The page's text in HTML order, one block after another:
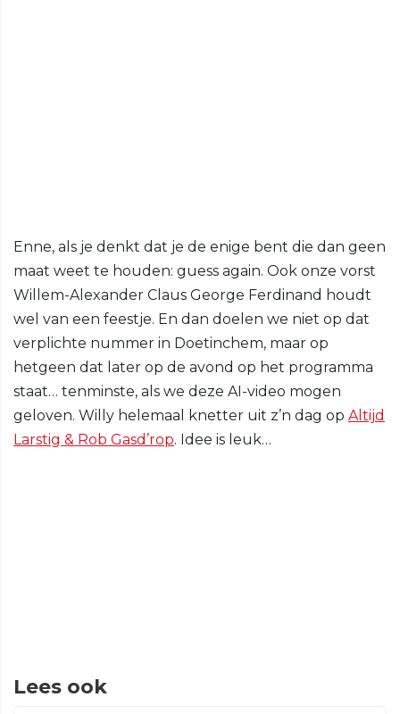
Enne, als je denkt dat je de enige bent die dan geen
maat weet te houden: guess again. Ook onze vorst
Willem-Alexander Claus George Ferdinand houdt
wel van een feestje. En dan doelen we niet op dat
verplichte nummer in Doetinchem, maar op
hetgeen dat later op de avond op het programma
staat… tenminste, als we deze AI-video mogen
geloven. Willy helemaal knetter uit z’n dag op Altijd
Larstig & Rob Gasd’rop. Idee is leuk…
Lees ook